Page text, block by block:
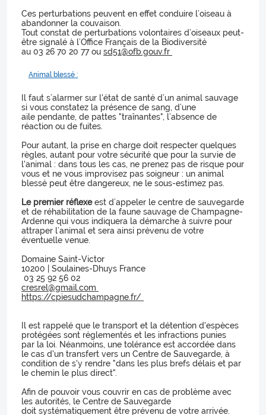
Ces perturbations peuvent en effet conduire l’oiseau à
abandonner la couvaison.
Tout constat de perturbations volontaires d’oiseaux peut-
être signalé à l’Office Français de la Biodiversité
au 03 26 70 20 77 ou sd51@ofb.gouv.fr
Animal blessé :
Il faut s’alarmer sur l'état de santé d’un animal sauvage
si vous constatez la présence de sang, d’une
aile pendante, de pattes "traînantes", l’absence de
réaction ou de fuites.
Pour autant, la prise en charge doit respecter quelques
règles, autant pour votre sécurité que pour la survie de
l'animal : dans tous les cas, ne prenez pas de risque pour
vous et ne vous improvisez pas soigneur : un animal
blessé peut être dangereux, ne le sous-estimez pas.
Le premier réflexeest d’appeler le centre de sauvegarde
et de réhabilitation de la faune sauvage de Champagne-
Ardenne qui vous indiquera la démarche à suivre pour
attraper l’animal et sera ainsi prévenu de votre
éventuelle venue.
Domaine Saint-Victor
10200 | Soulaines-Dhuys France
03 25 92 56 02
cresrel@gmail.com
https://cpiesudchampagne.fr/
Il est rappelé que le transport et la détention d'espèces
protégées sont réglementés et les infractions punies
par la loi. Néanmoins, une tolérance est accordée dans
le cas d'un transfert vers un Centre de Sauvegarde, à
condition de s'y rendre "dans les plus brefs délais et par
le chemin le plus direct".
Afin de pouvoir vous couvrir en cas de problème avec
les autorités, le Centre de Sauvegarde
doit systématiquement être prévenu de votre arrivée.